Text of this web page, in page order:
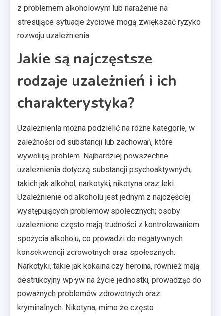
z problemem alkoholowym lub narażenie na
stresujące sytuacje życiowe mogą zwiększać ryzyko
rozwoju uzależnienia.
Jakie są najczęstsze
rodzaje uzależnień i ich
charakterystyka?
Uzależnienia można podzielić na różne kategorie, w
zależności od substancji lub zachowań, które
wywołują problem. Najbardziej powszechne
uzależnienia dotyczą substancji psychoaktywnych,
takich jak alkohol, narkotyki, nikotyna oraz leki.
Uzależnienie od alkoholu jest jednym z najczęściej
występujących problemów społecznych; osoby
uzależnione często mają trudności z kontrolowaniem
spożycia alkoholu, co prowadzi do negatywnych
konsekwencji zdrowotnych oraz społecznych.
Narkotyki, takie jak kokaina czy heroina, również mają
destrukcyjny wpływ na życie jednostki, prowadząc do
poważnych problemów zdrowotnych oraz
kryminalnych. Nikotyna, mimo że często